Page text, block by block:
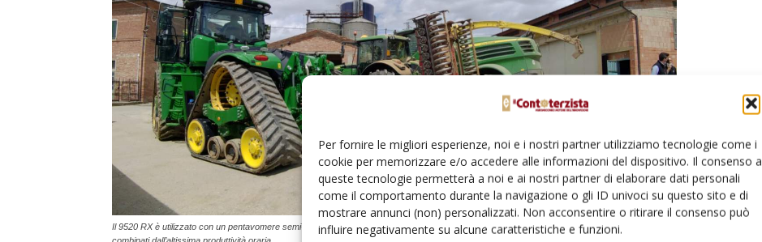
Per fornire le migliori esperienze, noi e i nostri partner utilizziamo tecnologie come i
cookie per memorizzare e/o accedere alle informazioni del dispositivo. Il consenso a
queste tecnologie permetterà a noi e ai nostri partner di elaborare dati personali
come il comportamento durante la navigazione o gli ID univoci su questo sito e di
mostrare annunci (non) personalizzati. Non acconsentire o ritirare il consenso può
influire negativamente su alcune caratteristiche e funzioni.
Il 9520 RX è utilizzato con un pentavomere semi-portato, un quadrivomere trainato per arature fino a 60 cm di profondità e poi con preparatori